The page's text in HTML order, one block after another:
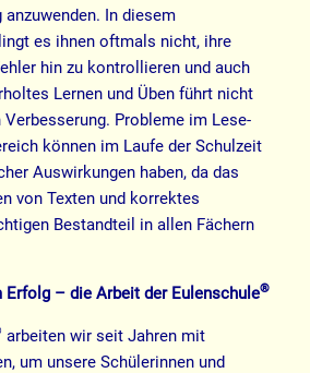
In diesem
es ihnen oftmals nicht, ihre
hin zu kontrollieren und auch
Lernen und Üben führt nicht
Probleme im Lese-
können im Laufe der Schulzeit
Auswirkungen haben, da das
von Texten und korrektes
Bestandteil in allen Fächern
Erfolg – die Arbeit der Eulenschule®
arbeiten wir seit Jahren mit
um unsere Schülerinnen und